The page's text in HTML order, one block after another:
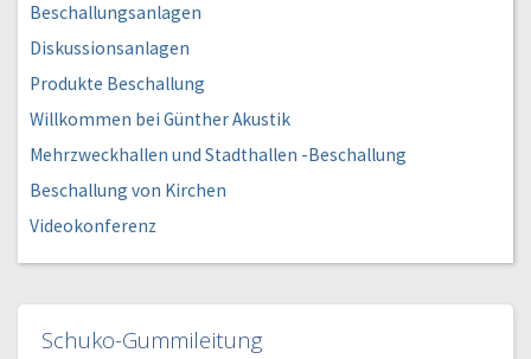
Beschallungsanlagen
Diskussionsanlagen
Produkte Beschallung
Willkommen bei Günther Akustik
Mehrzweckhallen und Stadthallen -Beschallung
Beschallung von Kirchen
Videokonferenz
Schuko-Gummileitung